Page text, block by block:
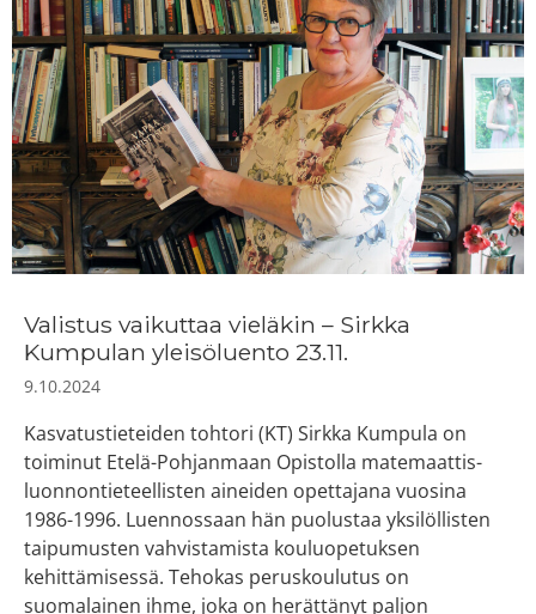
Valistus vaikuttaa vieläkin – Sirkka
Kumpulan yleisöluento 23.11.
9.10.2024
Kasvatustieteiden tohtori (KT) Sirkka Kumpula on
toiminut Etelä-Pohjanmaan Opistolla matemaattis-
luonnontieteellisten aineiden opettajana vuosina
1986-1996. Luennossaan hän puolustaa yksilöllisten
taipumusten vahvistamista kouluopetuksen
kehittämisessä. Tehokas peruskoulutus on
suomalainen ihme, joka on herättänyt paljon